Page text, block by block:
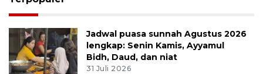
Jadwal puasa sunnah Agustus 2026
lengkap: Senin Kamis, Ayyamul
Bidh, Daud, dan niat
31 Juli 2026